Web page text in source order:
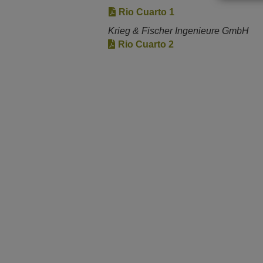
Rio Cuarto 1
Krieg & Fischer Ingenieure GmbH
Rio Cuarto 2